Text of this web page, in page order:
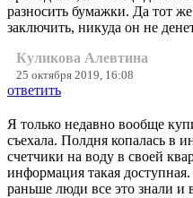
разносить бумажки. Да тот
заключить, никуда он не
Куликова Алевтина
25 октября 2019, 16:08
ответить
Я только недавно вообще
съехала. Полдня копалась в
счетчики на воду в своей
информация такая
раньше люди все это знали и